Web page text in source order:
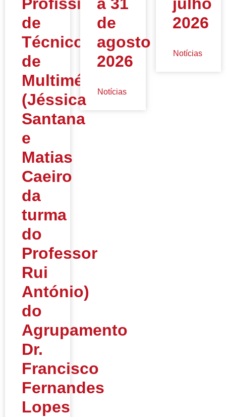
de
Técnico
de
Multimédia
(Jéssica
Santana
e
Matias
Caeiro
da
turma
do
Professor
Rui
António)
do
Agrupamento
Dr.
Francisco
Fernandes
Lopes
de
agosto
2026
Notícias
2026
Notícias